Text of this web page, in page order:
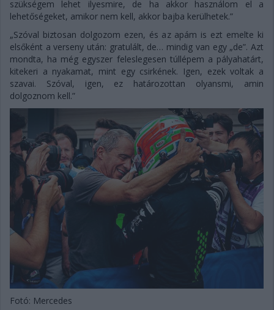
szükségem lehet ilyesmire, de ha akkor használom el a
lehetőségeket, amikor nem kell, akkor bajba kerülhetek.”
„Szóval biztosan dolgozom ezen, és az apám is ezt emelte ki
elsőként a verseny után: gratulált, de… mindig van egy „de”. Azt
mondta, ha még egyszer feleslegesen túllépem a pályahatárt,
kitekeri a nyakamat, mint egy csirkének. Igen, ezek voltak a
szavai. Szóval, igen, ez határozottan olyansmi, amin
dolgoznom kell.”
Fotó: Mercedes